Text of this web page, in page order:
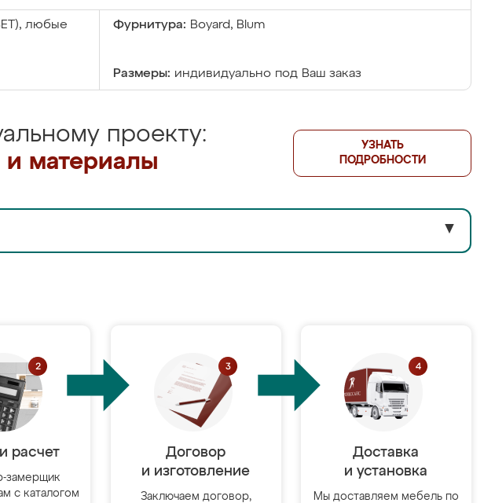
любые
Фурнитура: Boyard, Blum
Размеры: индивидуально под Ваш заказ
проекту:
материалы
УЗНАТЬ
ПОДРОБНОСТИ
▼
расчет
замерщик
с каталогом
Договор
и изготовление
Заключаем договор,
Доставка
и установка
Мы доставляем мебель по